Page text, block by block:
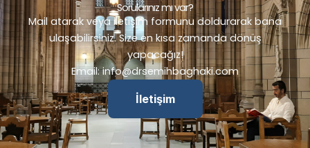
Sorularınız mı var?
Mail atarak veya iletişim formunu doldurarak bana
ulaşabilirsiniz. Size en kısa zamanda dönüş
yapacağız!
Email:info@drsemihbaghaki.com
İletişim